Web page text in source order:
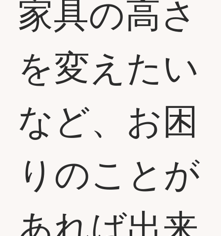
家具の高さ
を変えたい
など、お困
りのことが